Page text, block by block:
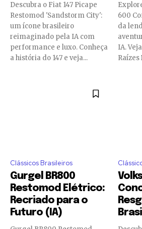
Descubra o Fiat 147 Picape
Restomod 'Sandstorm City':
um ícone brasileiro
reimaginado pela IA com
performance e luxo. Conheça
a história do 147 e veja...
600
da
IA.
Raízes
Clássicos Brasileiros
Gurgel BR800
Restomod Elétrico:
Recriado para o
Futuro (IA)